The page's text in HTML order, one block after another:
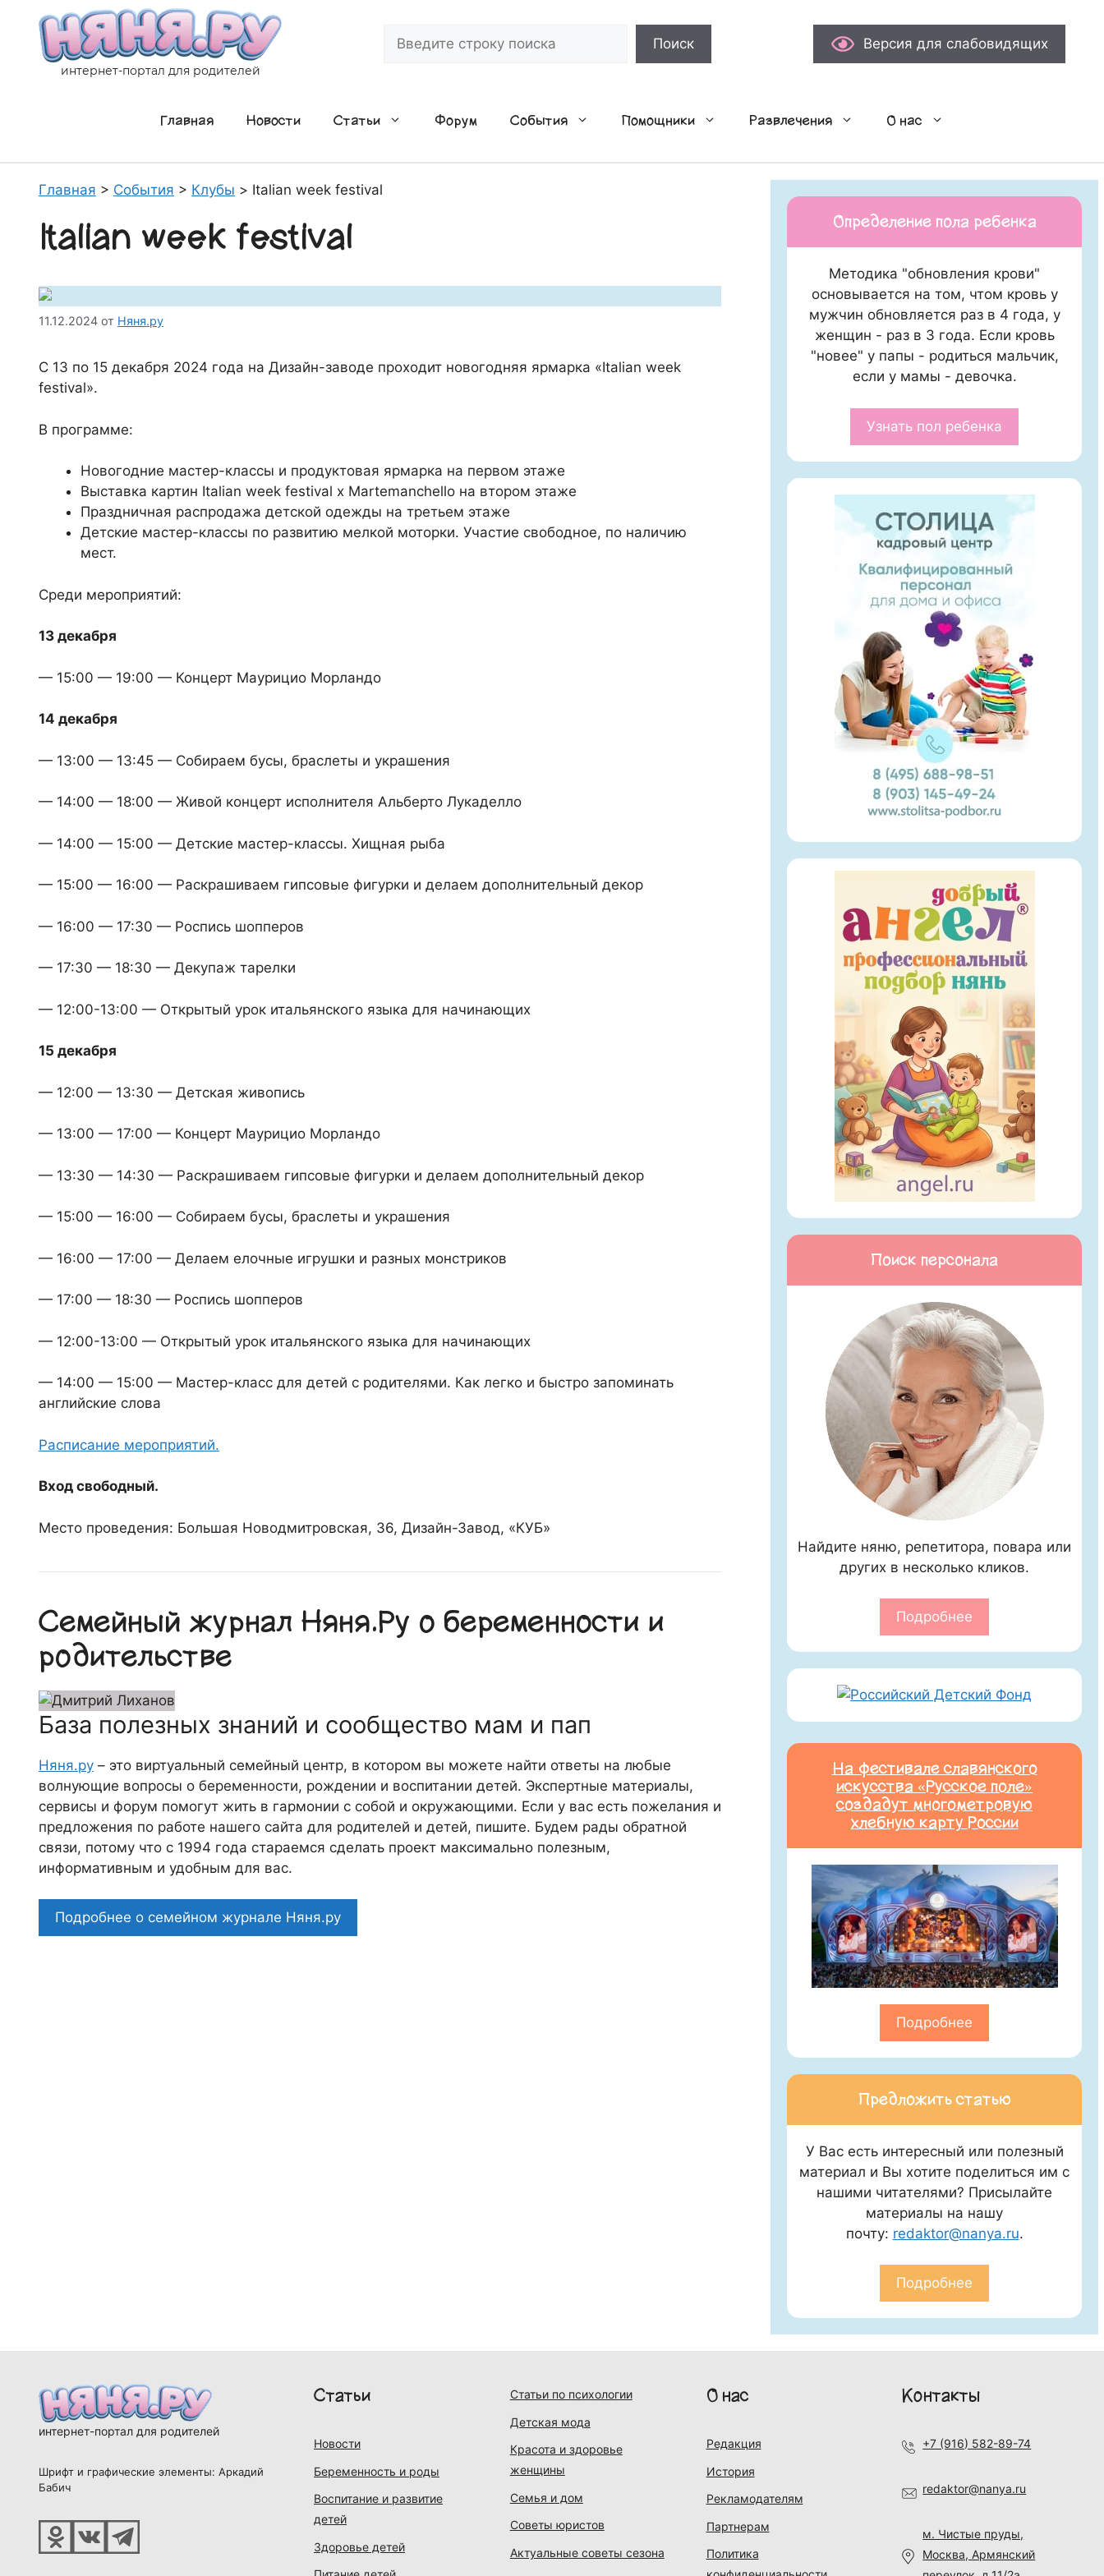
содержимому
интернет-портал для родителей
Поиск Версия для слабовидящих
Главная Новости Статьи Форум События Помощники Развлечения О нас
Главная > События > Клубы > Italian week festival
Italian week festival
11.12.2024 от Няня.ру
С 13 по 15 декабря 2024 года на Дизайн-заводе проходит новогодняя ярмарка «Italian week
festival».
В программе:
Новогодние мастер-классы и продуктовая ярмарка на первом этаже
Выставка картин Italian week festival х Martemanchello на втором этаже
Праздничная распродажа детской одежды на третьем этаже
Детские мастер-классы по развитию мелкой моторки. Участие свободное, по наличию
мест.
Среди мероприятий:
13 декабря
— 15:00 — 19:00 — Концерт Маурицио Морландо
14 декабря
— 13:00 — 13:45 — Собираем бусы, браслеты и украшения
— 14:00 — 18:00 — Живой концерт исполнителя Альберто Лукаделло
— 14:00 — 15:00 — Детские мастер-классы. Хищная рыба
— 15:00 — 16:00 — Раскрашиваем гипсовые фигурки и делаем дополнительный декор
— 16:00 — 17:30 — Роспись шопперов
— 17:30 — 18:30 — Декупаж тарелки
— 12:00-13:00 — Открытый урок итальянского языка для начинающих
15 декабря
— 12:00 — 13:30 — Детская живопись
— 13:00 — 17:00 — Концерт Маурицио Морландо
— 13:30 — 14:30 — Раскрашиваем гипсовые фигурки и делаем дополнительный декор
— 15:00 — 16:00 — Собираем бусы, браслеты и украшения
— 16:00 — 17:00 — Делаем елочные игрушки и разных монстриков
— 17:00 — 18:30 — Роспись шопперов
— 12:00-13:00 — Открытый урок итальянского языка для начинающих
— 14:00 — 15:00 — Мастер-класс для детей с родителями. Как легко и быстро запоминать
английские слова
Расписание мероприятий.
Вход свободный.
Место проведения: Большая Новодмитровская, 36, Дизайн-Завод, «КУБ»
Семейный журнал Няня.Ру о беременности и
родительстве
База полезных знаний и сообщество мам и пап
Няня.ру – это виртуальный семейный центр, в котором вы можете найти ответы на любые
волнующие вопросы о беременности, рождении и воспитании детей. Экспертные материалы,
сервисы и форум помогут жить в гармонии с собой и окружающими. Если у вас есть пожелания и
предложения по работе нашего сайта для родителей и детей, пишите. Будем рады обратной
связи, потому что c 1994 года стараемся сделать проект максимально полезным,
информативным и удобным для вас.
Подробнее о семейном журнале Няня.ру
Определение пола ребенка
Методика "обновления крови"
основывается на том, чтом кровь у
мужчин обновляется раз в 4 года, у
женщин - раз в 3 года. Если кровь
"новее" у папы - родиться мальчик,
если у мамы - девочка.
Узнать пол ребенка
Поиск персонала
Найдите няню, репетитора, повара или
других в несколько кликов.
Подробнее
На фестивале славянского
искусства «Русское поле»
создадут многометровую
хлебную карту России
Подробнее
Предложить статью
У Вас есть интересный или полезный
материал и Вы хотите поделиться им с
нашими читателями? Присылайте
материалы на нашу
почту: redaktor@nanya.ru.
Подробнее
интернет-портал для родителей
Шрифт и графические элементы: Аркадий
Бабич
Статьи
Новости
Беременность и роды
Воспитание и развитие
детей
Здоровье детей
Статьи по психологии
Детская мода
Красота и здоровье
женщины
Семья и дом
Советы юристов
Актуальные советы сезона
О нас
Редакция
История
Рекламодателям
Партнерам
Политика
Контакты
+7 (916) 582-89-74
redaktor@nanya.ru
м. Чистые пруды,
Москва, Армянский